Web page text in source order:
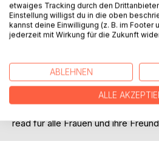
leistet Katharsis 24/7. Pons
Erkenntnisgewinn. Zusammen
unglaubliche Pilgerinnenreise
sein könnte, Mutti-Chancellorness
Freundinnen.
read für alle Frauen und ihre
etwaiges Tracking durch den
Einstellung willigst du in die oben
kannst deine Einwilligung (z. B. im Footer
jederzeit mit Wirkung für die Zukunft
ABLEHNEN
ALLE